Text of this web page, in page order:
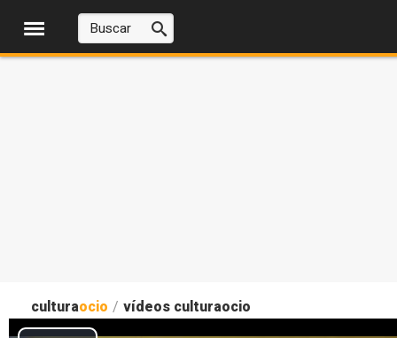
culturaocio / vídeos culturaocio